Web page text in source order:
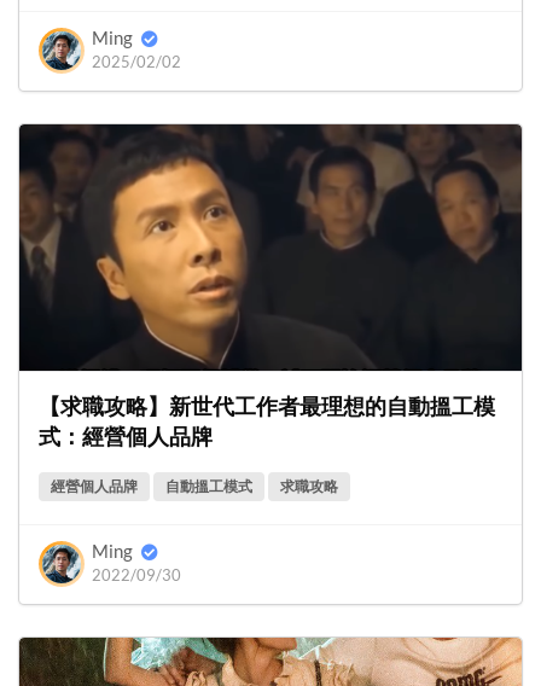
Ming
2025/02/02
【求職攻略】新世代工作者最理想的自動搵工模
式：經營個人品牌
經營個人品牌 自動搵工模式 求職攻略
Ming
2022/09/30